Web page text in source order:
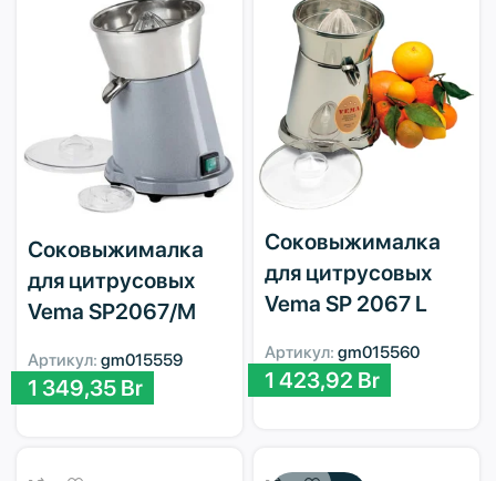
Соковыжималка
для цитрусовых
Vema SP2067/M
Артикул: gm015559
1 349,35 Br
Соковыжималка
для цитрусовых
Vema SP 2067 L
Артикул: gm015560
1 423,92 Br